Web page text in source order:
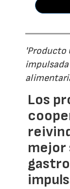
'Producto
Los
mejor